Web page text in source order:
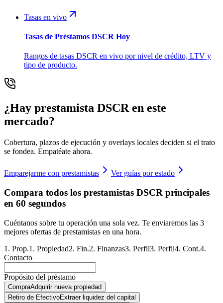
Tasas en vivo
Tasas de Préstamos DSCR Hoy
Rangos de tasas DSCR en vivo por nivel de crédito, LTV y
tipo de producto.
¿Hay prestamista DSCR en este
mercado?
Cobertura, plazos de ejecución y overlays locales deciden si el trato
se fondea. Empatéate ahora.
Emparejarme con prestamistas Ver guías por estado
Compara todos los prestamistas DSCR principales
en 60 segundos
Cuéntanos sobre tu operación una sola vez. Te enviaremos las 3
mejores ofertas de prestamistas en una hora.
1 . Prop.1 . Propiedad2. Fin.2. Finanzas3. Perfil3. Perfil4. Cont.4.
Contacto
Propósito del préstamo
CompraAdquirir nueva propiedad
Retiro de EfectivoExtraer liquidez del capital